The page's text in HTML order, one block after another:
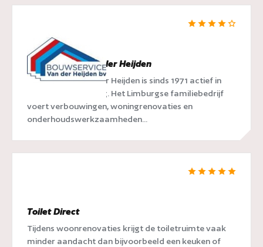
Bouwservice van der Heijden
Bouwservice van der Heijden is sinds 1971 actief in
Geleen en omgeving. Het Limburgse familiebedrijf
voert verbouwingen, woningrenovaties en
onderhoudswerkzaamheden...
Toilet Direct
Tijdens woonrenovaties krijgt de toiletruimte vaak
minder aandacht dan bijvoorbeeld een keuken of